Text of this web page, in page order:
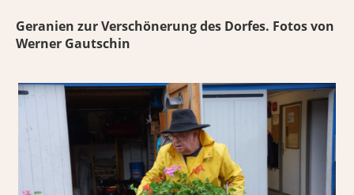
Geranien zur Verschönerung des Dorfes. Fotos von
Werner Gautschin